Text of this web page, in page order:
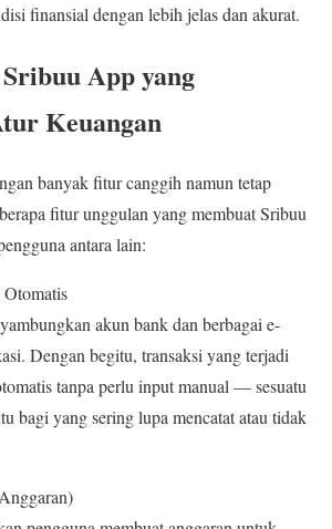
finansial dengan lebih jelas dan akurat.
App yang
Keuangan
banyak fitur canggih namun tetap
fitur unggulan yang membuat Sribuu
antara lain:
Otomatis
akun bank dan berbagai e-
Dengan begitu, transaksi yang terjadi
tanpa perlu input manual — sesuatu
bagi yang sering lupa mencatat atau tidak